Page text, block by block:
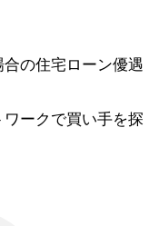
の住宅ローン優遇
ークで買い手を探